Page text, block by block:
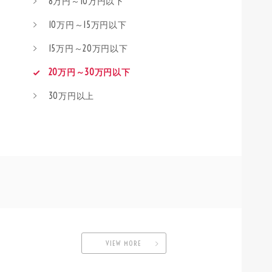
10万円～15万円以下
15万円～20万円以下
20万円～30万円以下
30万円以上
VIEW MORE